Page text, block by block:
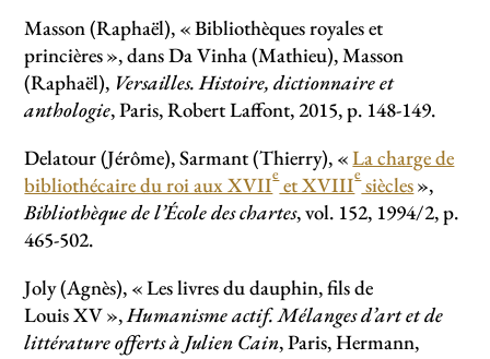
Masson (Raphaël), «Bibliothèques royales et
princières», dans Da Vinha (Mathieu), Masson
(Raphaël), Versailles. Histoire, dictionnaire et
anthologie, Paris, Robert Laffont, 2015, p. 148-149.
Delatour (Jérôme), Sarmant (Thierry), «La charge de
bibliothécaire du roi aux XVIIeet XVIIIesiècles»,
Bibliothèque de l’École des chartes, vol. 152, 1994/2, p.
465-502.
Joly (Agnès), «Les livres du dauphin, fils de
Louis XV»,Humanisme actif. Mélanges d’art et de
littérature offerts à Julien Cain, Paris, Hermann,